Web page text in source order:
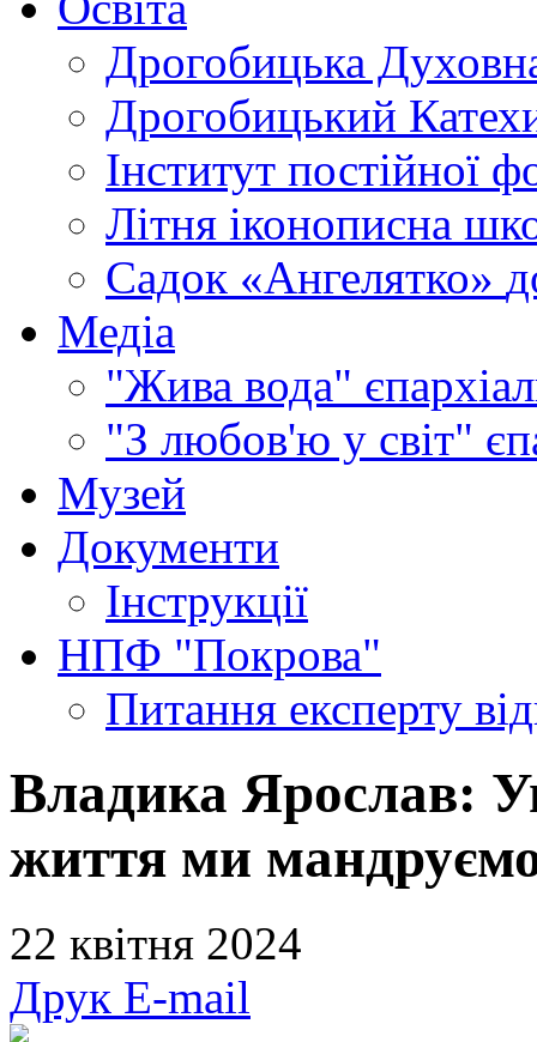
Дрогобицька
Дрогобицький
Інститут постійної
Літня іконописна
Садок «Ангелятко»
Медіа
"Жива вода"
"З любов'ю у світ"
Музей
Документи
Інструкції
НПФ "Покрова"
Питання експерту
Владика Ярослав:
життя ми
22 квітня 2024
Друк E-mail